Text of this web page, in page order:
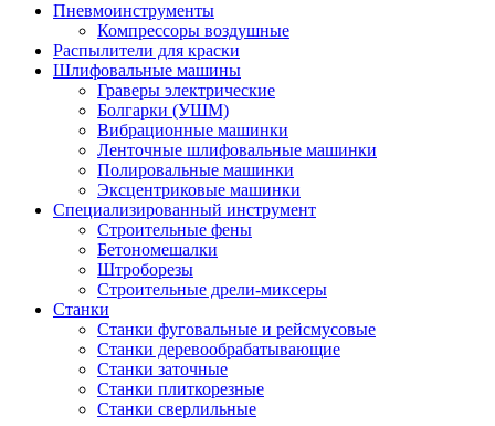
Пневмоинструменты
Компрессоры воздушные
Распылители для краски
Шлифовальные машины
Граверы электрические
Болгарки (УШМ)
Вибрационные машинки
Ленточные шлифовальные машинки
Полировальные машинки
Эксцентриковые машинки
Специализированный инструмент
Строительные фены
Бетономешалки
Штроборезы
Строительные дрели-миксеры
Станки
Станки фуговальные и рейсмусовые
Станки деревообрабатывающие
Станки заточные
Станки плиткорезные
Станки сверлильные